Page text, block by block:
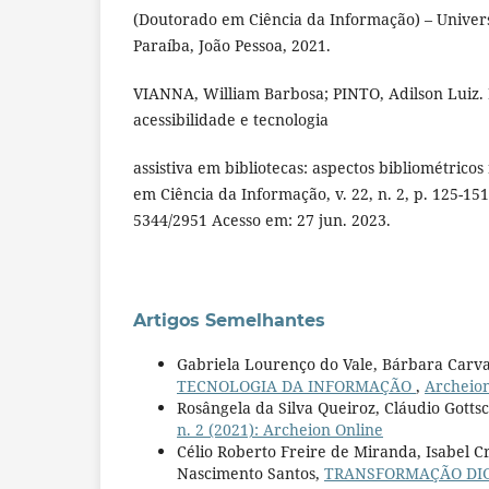
(Doutorado em Ciência da Informação) –
Paraíba, João Pessoa, 2021.
VIANNA, William Barbosa; PINTO, Adilson Luiz.
acessibilidade e tecnologia
assistiva em bibliotecas: aspectos
em Ciência da Informação, v. 22, n. 2, p. 125-
5344/2951 Acesso em: 27 jun. 2023.
Artigos Semelhantes
Gabriela Lourenço do Vale, Bárbara
TECNOLOGIA DA INFORMAÇÃO ,
Rosângela da Silva Queiroz, Cláudio
n. 2 (2021): Archeion Online
Célio Roberto Freire de Miranda, Isabel
Nascimento Santos, TRANSFORMAÇÃO